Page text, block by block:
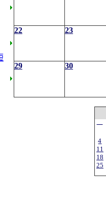
22 23
29 30
一
4
11
18
25